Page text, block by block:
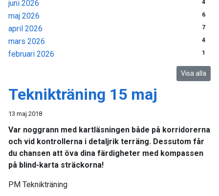
juni 2026 4
maj 2026 6
april 2026 7
mars 2026 4
februari 2026 1
Visa alla
Teknikträning 15 maj
13 maj 2018
Var noggrann med kartläsningen både på korridorerna
och vid kontrollerna i detaljrik terräng. Dessutom får
du chansen att öva dina färdigheter med kompassen
på blind-karta sträckorna!
PM Teknikträning